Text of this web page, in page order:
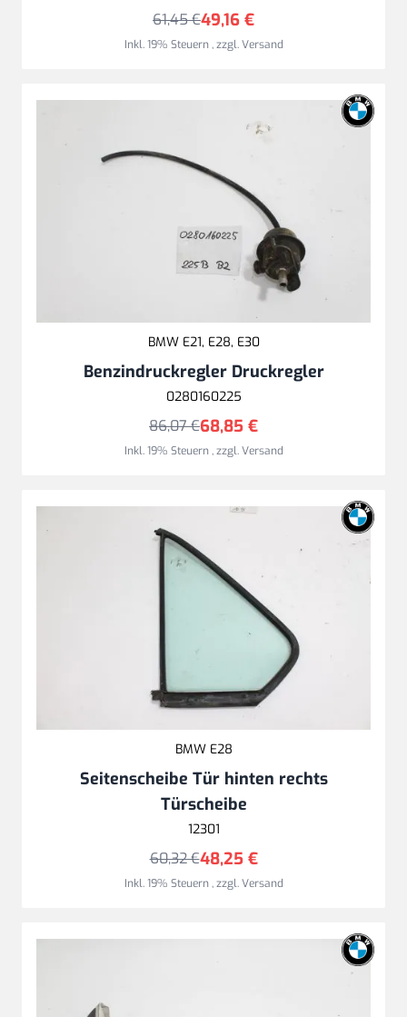
49,16 €
61,45 €
Inkl. 19% Steuern,zzgl.Versand
BMW E21, E28, E30
Benzindruckregler Druckregler
0280160225
68,85 €
86,07 €
Inkl. 19% Steuern,zzgl.Versand
BMW E28
Seitenscheibe Tür hinten rechts
Türscheibe
12301
48,25 €
60,32 €
Inkl. 19% Steuern,zzgl.Versand